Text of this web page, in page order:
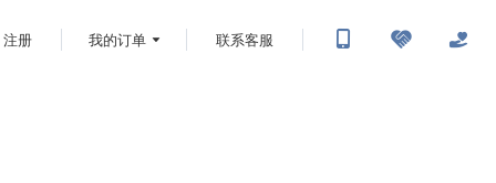
注册 我的订单 联系客服